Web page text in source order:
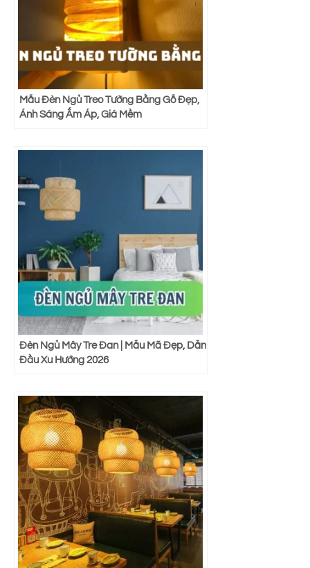
Mẫu Đèn Ngủ Treo Tường Bằng Gỗ Đẹp,
Ánh Sáng Ấm Áp, Giá Mềm
Đèn Ngủ Mây Tre Đan | Mẫu Mã Đẹp, Dẫn
Đầu Xu Hướng 2026